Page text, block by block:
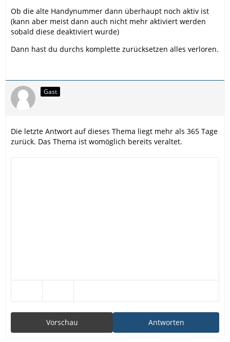
Ob die alte Handynummer dann überhaupt noch aktiv ist
(kann aber meist dann auch nicht mehr aktiviert werden
sobald diese deaktiviert wurde)
Dann hast du durchs komplette zurücksetzen alles verloren.
Gast
Die letzte Antwort auf dieses Thema liegt mehr als 365 Tage
zurück. Das Thema ist womöglich bereits veraltet.
Antworten
Vorschau